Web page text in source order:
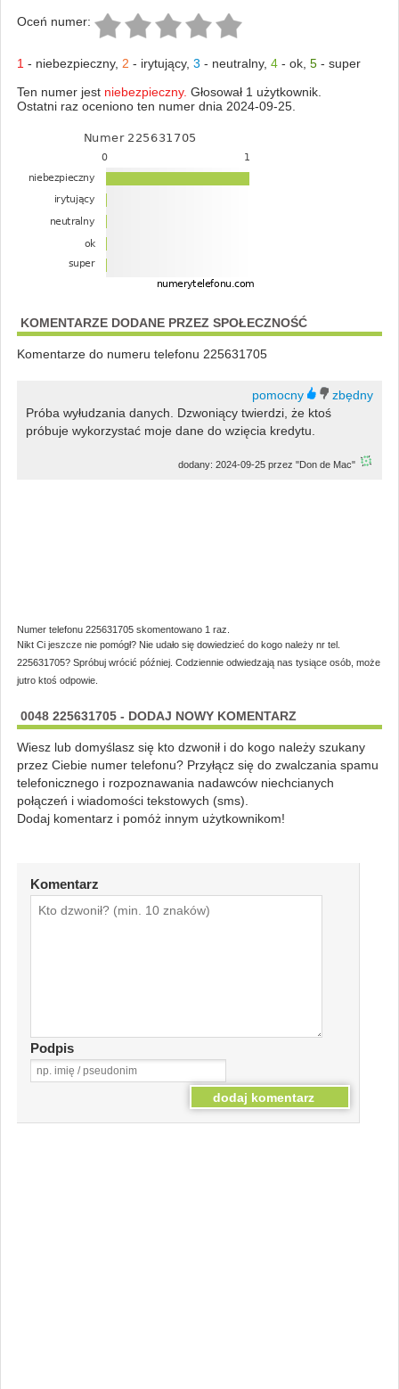
Oceń numer:
1 - niebezpieczny, 2 - irytujący, 3 - neutralny, 4- ok, 5- super
Ten numer jest niebezpieczny. Głosował 1 użytkownik.
Ostatni raz oceniono ten numer dnia 2024-09-25.
KOMENTARZE DODANE PRZEZ SPOŁECZNOŚĆ
Komentarze do numeru telefonu 225631705
Próba wyłudzania danych. Dzwoniący twierdzi, że ktoś
próbuje wykorzystać moje dane do wzięcia kredytu.
dodany: 2024-09-25 przez "Don de Mac"
Numer telefonu 225631705 skomentowano 1 raz.
Nikt Ci jeszcze nie pomógł? Nie udało się dowiedzieć do kogo należy nr tel.
225631705? Spróbuj wrócić później. Codziennie odwiedzają nas tysiące osób, może
jutro ktoś odpowie.
0048 225631705 - DODAJ NOWY KOMENTARZ
Wiesz lub domyślasz się kto dzwonił i do kogo należy szukany
przez Ciebie numer telefonu? Przyłącz się do zwalczania spamu
telefonicznego i rozpoznawania nadawców niechcianych
połączeń i wiadomości tekstowych (sms).
Dodaj komentarz i pomóż innym użytkownikom!
Komentarz
Podpis